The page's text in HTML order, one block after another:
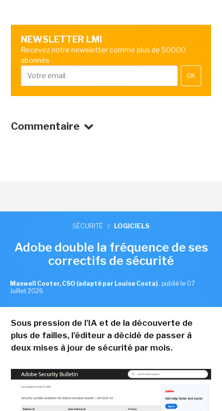
NEWSLETTER LMI
Recevez notre newsletter comme plus de 50000
abonnés
OK
Commentaire
SÉCURITÉ / LOGICIELS
Adobe double la fréquence de ses
correctifs de sécurité
Maxwell Cooter, CSO (adapté par Louise Costa) , publié le 07
Juillet 2026
Sous pression de l'IA et de la découverte de
plus de failles, l'éditeur a décidé de passer à
deux mises à jour de sécurité par mois.